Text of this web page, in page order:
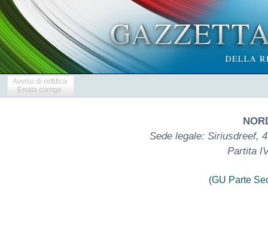
Avviso di rettifica
Errata corrige
Sede legale: Siriusdreef,
Partita
(GU Parte